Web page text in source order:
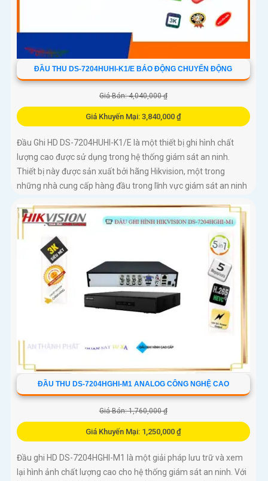
ĐẦU THU DS-7204HUHI-K1/E BÁO ĐỘNG CHUYỂN ĐỘNG
Giá Bán: 4,040,000 ₫
Giá Khuyến Mại: 3,840,000 ₫
Đầu Ghi HD DS-7204HUHI-K1/E là một thiết bị ghi hình chất
lượng cao được sử dụng trong hệ thống giám sát an ninh.
Thiết bị này được sản xuất bởi hãng Hikvision, một trong
những nhà cung cấp hàng đầu trong lĩnh vực giám sát an ninh
ĐẦU THU DS-7204HGHI-M1 ANALOG CÔNG NGHỆ CAO
Giá Bán: 1,760,000 ₫
Giá Khuyến Mại: 1,250,000 ₫
Đầu ghi HD DS-7204HGHI-M1 là một giải pháp lưu trữ và xem
lại hình ảnh chất lượng cao cho hệ thống giám sát an ninh. Với